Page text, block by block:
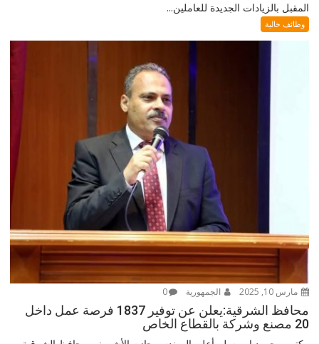
المقبل بالزيادات الجديدة للعاملين...
وظائف خالية
مارس 10, 2025 الجمهورية 0
محافظ الشرقية:يعلن عن توفير 1837 فرصة عمل داخل
20 مصنع وشركة بالقطاع الخاص